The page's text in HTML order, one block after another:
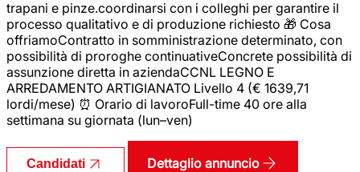
trapani e pinze.coordinarsi con i colleghi per garantire il
processo qualitativo e di produzione richiesto 🎁 Cosa
offriamoContratto in somministrazione determinato, con
possibilità di proroghe continuativeConcrete possibilità di
assunzione diretta in aziendaCCNL LEGNO E
ARREDAMENTO ARTIGIANATO Livello 4 (€ 1639,71
lordi/mese) ⏰ Orario di lavoroFull-time 40 ore alla
settimana su giornata (lun–ven)
Candidati Dettaglio annuncio